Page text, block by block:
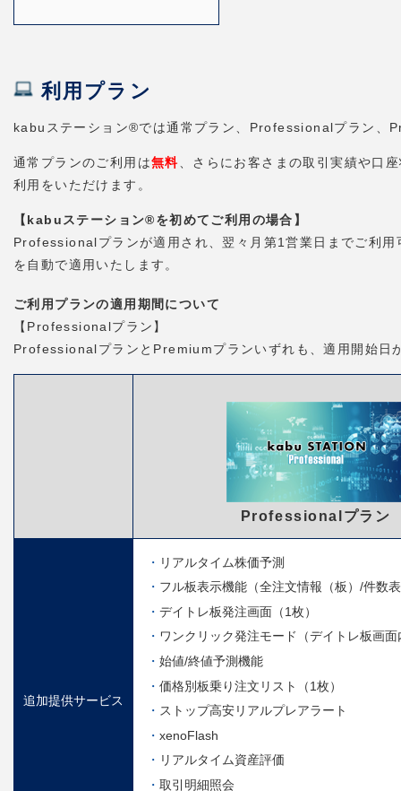
利用プラン
kabuステーション®では通常プラン、Professionalプラン、
通常プランのご利用は無料 、さらにお客さまの取引実績や
利用をいただけます。
【kabuステーション®を初めてご利用の場合】
Professionalプランが適用され、翌々月第1営業日までご利
を自動で適用いたします。
ご利用プランの適用期間について
【Professionalプラン】
ProfessionalプランとPremiumプランいずれも、適用開始日
Professionalプラン
追加提供サービス
リアルタイム株価予測
フル板表示機能（全注文情報（板）/件数
デイトレ板発注画面（1枚）
ワンクリック発注モード（デイトレ板画面
始値/終値予測機能
価格別板乗り注文リスト（1枚）
ストップ高安リアルプレアラート
xenoFlash
リアルタイム資産評価
取引明細照会